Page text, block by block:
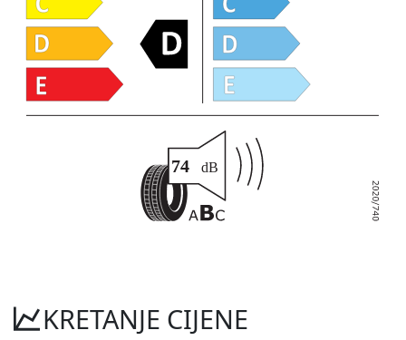
KRETANJE CIJENE